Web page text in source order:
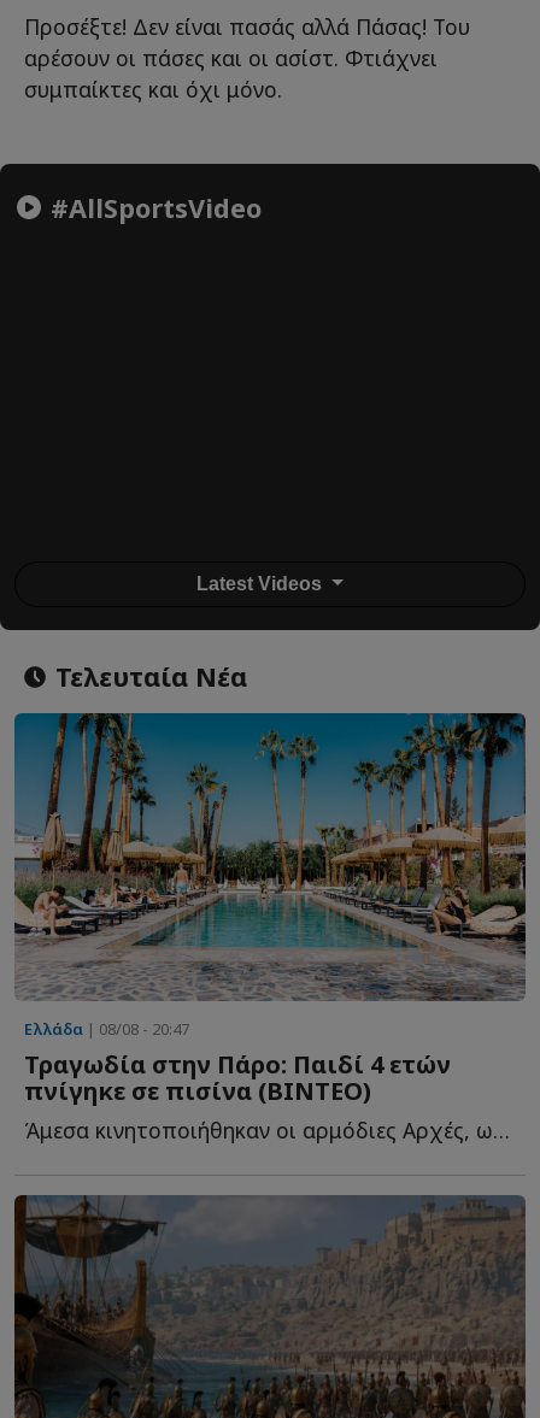
Προσέξτε! Δεν είναι πασάς αλλά Πάσας! Του
αρέσουν οι πάσες και οι ασίστ. Φτιάχνει
συμπαίκτες και όχι μόνο.
#AllSportsVideo
Latest Videos
Τελευταία Νέα
Ελλάδα | 08/08 - 20:47
Τραγωδία στην Πάρο: Παιδί 4 ετών
πνίγηκε σε πισίνα (ΒΙΝΤΕΟ)
Άμεσα κινητοποιήθηκαν οι αρμόδιες Αρχές, ωστόσο, παρά τ...